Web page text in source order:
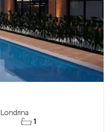
Londrina
1